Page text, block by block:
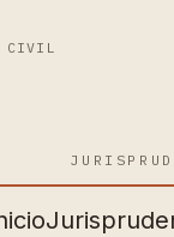
CIVIL